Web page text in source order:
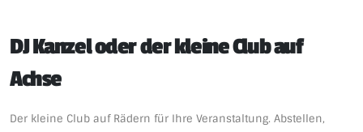
DJ Kanzel oder der kleine Club auf
Achse
Der kleine Club auf Rädern für Ihre Veranstaltung. Abstellen,